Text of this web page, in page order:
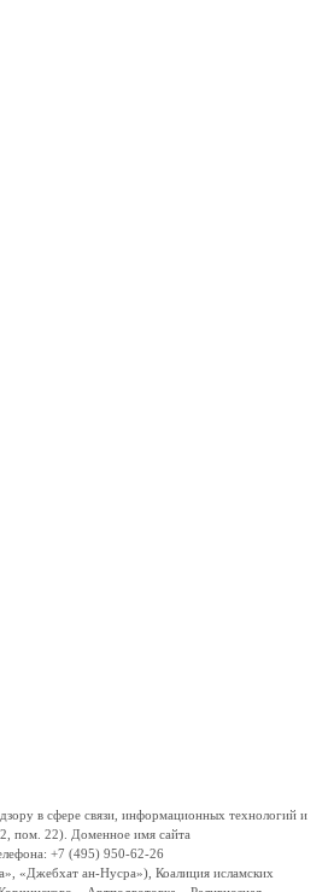
в сфере связи, информационных технологий и
пом. 22). Доменное имя сайта
+7 (495) 950-62-26
«Джебхат ан-Нусра»), Коалиция исламских